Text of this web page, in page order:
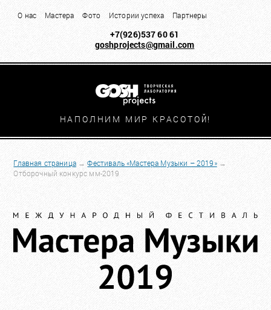
О нас Мастера Фото Истории успеха Партнеры
+7(926)537 60 61
goshprojects@gmail.com
НАПОЛНИМ МИР КРАСОТО Й!
Главная страница→Фестиваль «Мастера Музыки – 2019»→
Отборочный конкурс мм-2019